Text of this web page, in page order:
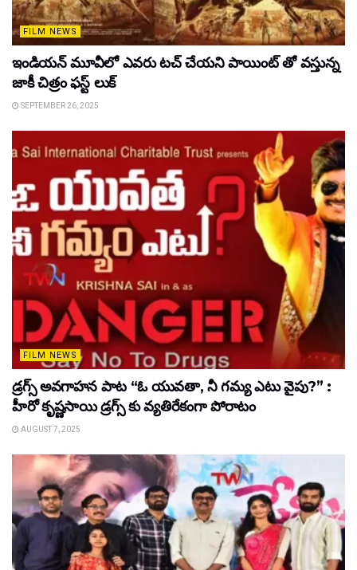
FILM NEWS
ఇండియన్ మూవీలో ఎవరు టచ్ చేయని పాయింట్ తో వస్తున్న
జాకీ చిత్రం ఫస్ట్ లుక్
SEPTEMBER 26, 2025
FILM NEWS
డ్రగ్స్ అవగాహన పాట “ఓ యువతా, నీ గమ్య ఎటు వైపు?” :
హీరో కృష్ణసాయి డ్రగ్స్ కు వ్యతిరేకంగా పోరాటం
AUGUST 7, 2025